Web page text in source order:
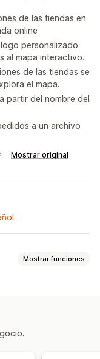
de las tiendas en
online
personalizado
al mapa interactivo.
de las tiendas se
el mapa.
partir del nombre del
a un archivo
Mostrar original
Mostrar funciones